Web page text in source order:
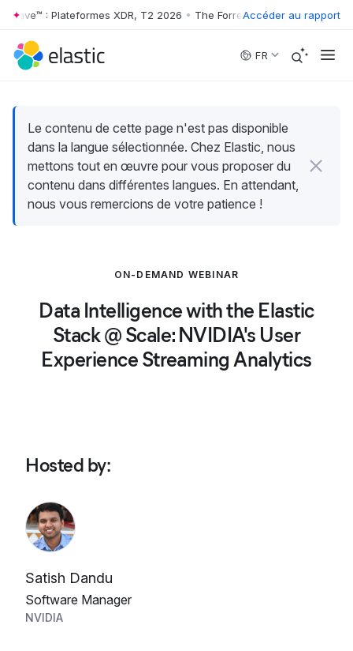
Skip to main content
: Plateformes XDR, T2 2026 • The Forrester Wave™ :
Accéder au rapport
FR
Le contenu de cette page n'est pas disponible
dans la langue sélectionnée. Chez Elastic, nous
mettons tout en œuvre pour vous proposer du
contenu dans différentes langues. En attendant,
nous vous remercions de votre patience !
ON-DEMAND WEBINAR
Data Intelligence with the Elastic
Stack @ Scale: NVIDIA's User
Experience Streaming Analytics
Hosted by:
Satish Dandu
Software Manager
NVIDIA